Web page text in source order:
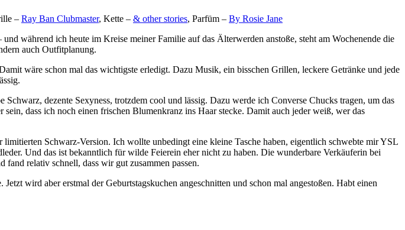
– Ray Ban Clubmaster, Kette – & other stories, Parfüm – By Rosie Jane
während ich heute im Kreise meiner Familie auf das Älterwerden anstoße, steht am Wochenende die
auch Outfitplanung.
wäre schon mal das wichtigste erledigt. Dazu Musik, ein bisschen Grillen, leckere Getränke und jede
dezente Sexyness, trotzdem cool und lässig. Dazu werde ich Converse Chucks tragen, um das
dass ich noch einen frischen Blumenkranz ins Haar stecke. Damit auch jeder weiß, wer das
Schwarz-Version. Ich wollte unbedingt eine kleine Tasche haben, eigentlich schwebte mir YSL
Und das ist bekanntlich für wilde Feierein eher nicht zu haben. Die wunderbare Verkäuferin bei
relativ schnell, dass wir gut zusammen passen.
wird aber erstmal der Geburtstagskuchen angeschnitten und schon mal angestoßen. Habt einen